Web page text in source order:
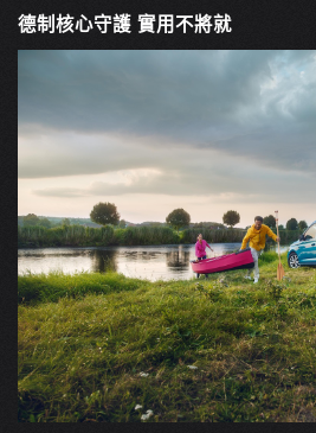
德制核心守護 實用不將就